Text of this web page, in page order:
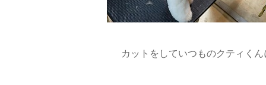
カットをしていつものクティく